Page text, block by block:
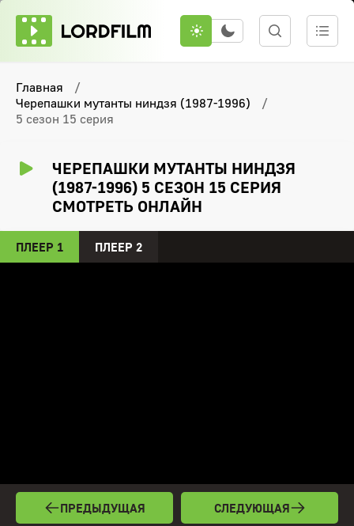
Главная
Черепашки мутанты ниндзя (1987-1996)
5 сезон 15 серия
ЧЕРЕПАШКИ МУТАНТЫ НИНДЗЯ
(1987-1996) 5 СЕЗОН 15 СЕРИЯ
СМОТРЕТЬ ОНЛАЙН
ПЛЕЕР 1 ПЛЕЕР 2
ПРЕДЫДУЩАЯ СЛЕДУЮЩАЯ